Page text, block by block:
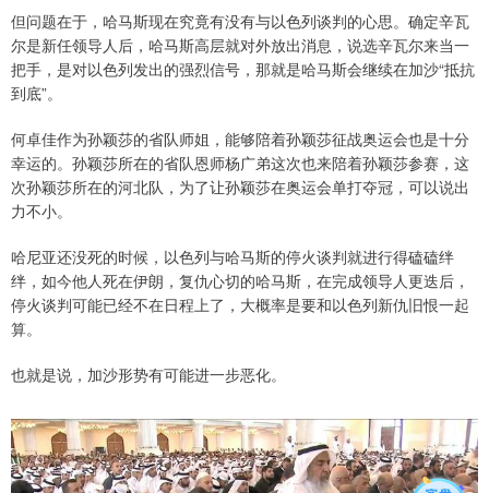
但问题在于，哈马斯现在究竟有没有与以色列谈判的心思。确定辛瓦
尔是新任领导人后，哈马斯高层就对外放出消息，说选辛瓦尔来当一
把手，是对以色列发出的强烈信号，那就是哈马斯会继续在加沙“抵抗
到底”。
何卓佳作为孙颖莎的省队师姐，能够陪着孙颖莎征战奥运会也是十分
幸运的。孙颖莎所在的省队恩师杨广弟这次也来陪着孙颖莎参赛，这
次孙颖莎所在的河北队，为了让孙颖莎在奥运会单打夺冠，可以说出
力不小。
哈尼亚还没死的时候，以色列与哈马斯的停火谈判就进行得磕磕绊
绊，如今他人死在伊朗，复仇心切的哈马斯，在完成领导人更迭后，
停火谈判可能已经不在日程上了，大概率是要和以色列新仇旧恨一起
算。
也就是说，加沙形势有可能进一步恶化。